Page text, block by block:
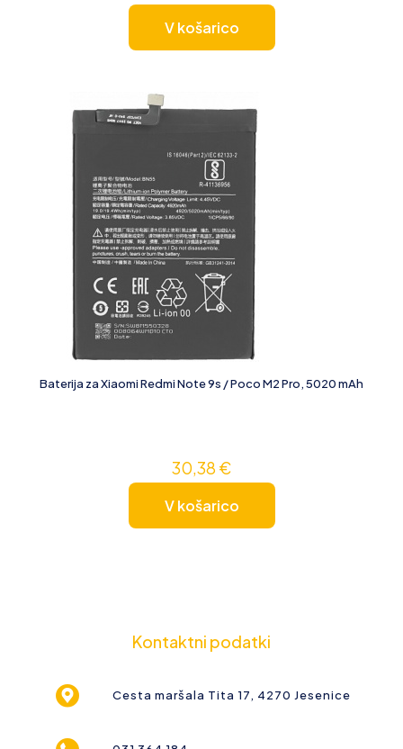
V košarico
Baterija za Xiaomi Redmi Note 9s / Poco M2 Pro, 5020 mAh
30,38 €
V košarico
Kontaktni podatki
Cesta maršala Tita 17, 4270 Jesenice